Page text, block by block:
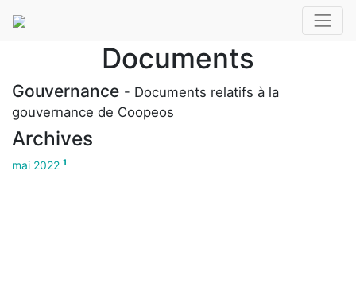
Documents
Gouvernance - Documents relatifs à la
gouvernance de Coopeos
Archives
mai 2022 1